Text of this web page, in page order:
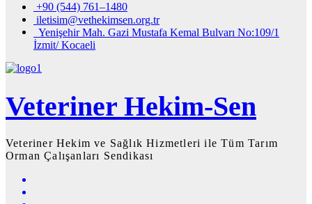
+90 (544) 761–1480
iletisim@vethekimsen.org.tr
Yenişehir Mah. Gazi Mustafa Kemal Bulvarı No:109/1
İzmit/ Kocaeli
Veteriner Hekim-Sen
Veteriner Hekim ve Sağlık Hizmetleri ile Tüm Tarım
Orman Çalışanları Sendikası